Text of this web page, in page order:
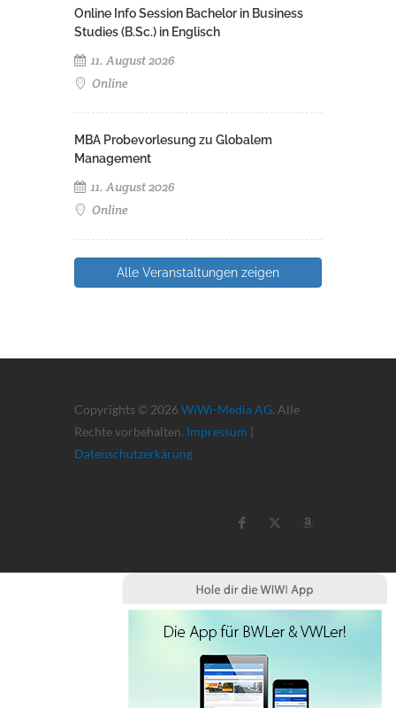
Online Info Session Bachelor in Business
Studies (B.Sc.) in Englisch
11. August 2026
Online
MBA Probevorlesung zu Globalem
Management
11. August 2026
Online
Alle Veranstaltungen zeigen
Copyrights © 2026 WiWi-Media AG. Alle
Rechte vorbehalten. Impressum
Datenschutzerkärung